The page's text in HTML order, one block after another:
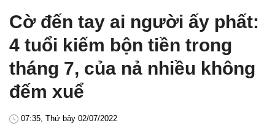
Cờ đến tay ai người ấy phất:
4 tuổi kiếm bộn tiền trong
tháng 7, của nả nhiều không
đếm xuể
07:35, Thứ bảy 02/07/2022